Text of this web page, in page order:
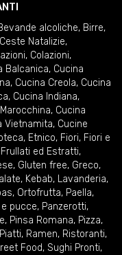
alcoliche, Birre,
Ceste Natalizie,
, Colazioni,
Balcanica, Cucina
, Cucina Creola, Cucina
, Cucina Indiana,
, Cucina
Vietnamita, Cucine
, Etnico, Fiori, Fiori e
Frullati ed Estratti,
, Gluten free, Greco,
, Kebab, Lavanderia,
, Ortofrutta, Paella,
pucce, Panzerotti,
, Pinsa Romana, Pizza,
, Ramen, Ristoranti,
Food, Sughi Pronti,